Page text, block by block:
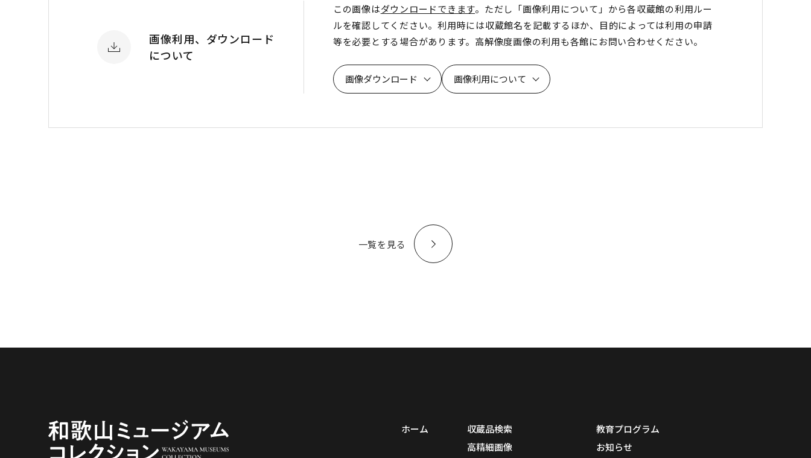
画像利用、ダウンロード
について
この画像はダウンロードできます。ただし「画像利用について」から各収蔵館の利用ルー
ルを確認してください。利用時には収蔵館名を記載するほか、目的によっては利用の申請
等を必要とする場合があります。高解像度画像の利用も各館にお問い合わせください。
画像ダウンロード 画像利用について
一覧を見る
ホーム
収蔵品検索
高精細画像
教育プログラム
お知らせ